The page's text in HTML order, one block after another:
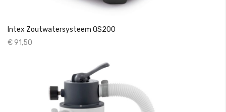
Intex Zoutwatersysteem QS200
€ 91,50